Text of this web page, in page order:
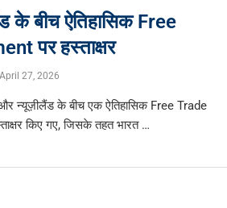
के बीच ऐतिहासिक Free
पर हस्ताक्षर
April 27, 2026
और न्यूज़ीलैंड के बीच एक ऐतिहासिक Free Trade
किए गए, जिसके तहत भारत …